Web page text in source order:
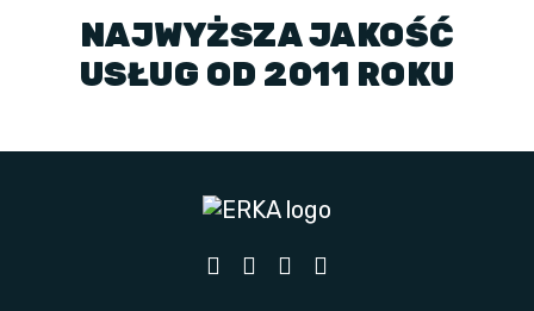
NAJWYŻSZA JAKOŚĆ
USŁUG OD 2011 ROKU